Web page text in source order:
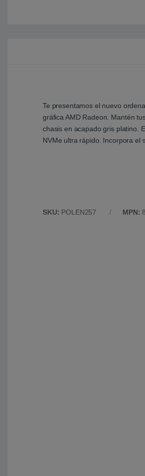
Te presentamos el nuevo
gráfica AMD Radeon. Mantén
chasis en acapado gris platino.
NVMe ultra rápido. Incorpora el
SKU: POLEN257 MPN: